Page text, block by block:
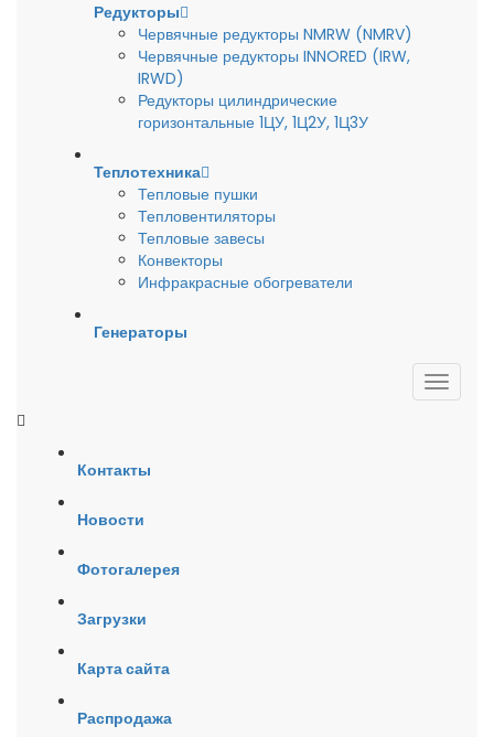
Редукторы
Червячные редукторы NMRW (NMRV)
Червячные редукторы INNORED (IRW,
IRWD)
Редукторы цилиндрические
горизонтальные 1ЦУ, 1Ц2У, 1Ц3У
Теплотехника
Тепловые пушки
Тепловентиляторы
Тепловые завесы
Конвекторы
Инфракрасные обогреватели
Генераторы
Контакты
Новости
Фотогалерея
Загрузки
Карта сайта
Распродажа